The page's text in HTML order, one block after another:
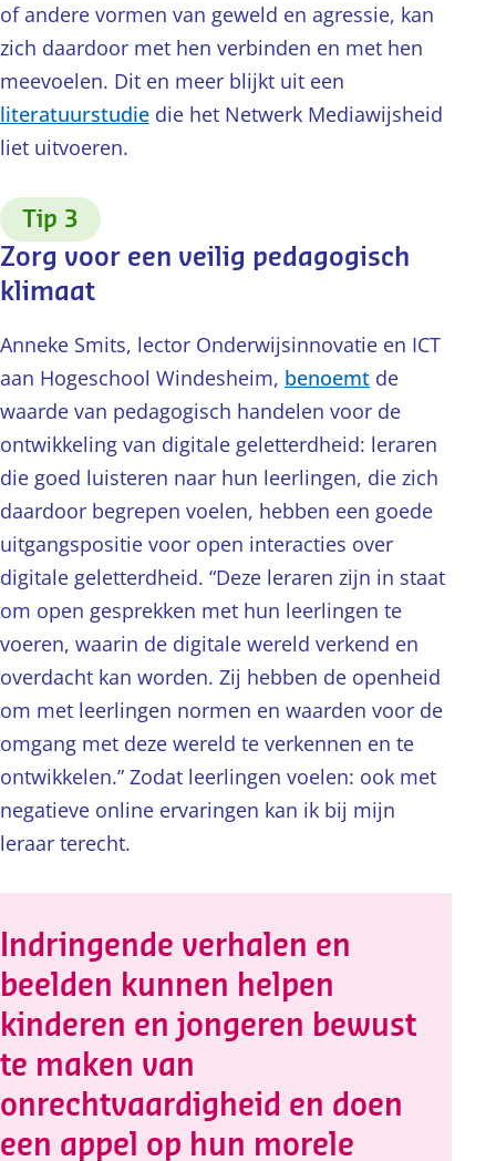
of andere vormen van geweld en agressie, kan
zich daardoor met hen verbinden en met hen
meevoelen. Dit en meer blijkt uit een
literatuurstudie die het Netwerk Mediawijsheid
liet uitvoeren.
Tip 3
Zorg voor een veilig pedagogisch
klimaat
Anneke Smits, lector Onderwijsinnovatie en ICT
aan Hogeschool Windesheim, benoemt de
waarde van pedagogisch handelen voor de
ontwikkeling van digitale geletterdheid: leraren
die goed luisteren naar hun leerlingen, die zich
daardoor begrepen voelen, hebben een goede
uitgangspositie voor open interacties over
digitale geletterdheid. “Deze leraren zijn in staat
om open gesprekken met hun leerlingen te
voeren, waarin de digitale wereld verkend en
overdacht kan worden. Zij hebben de openheid
om met leerlingen normen en waarden voor de
omgang met deze wereld te verkennen en te
ontwikkelen.” Zodat leerlingen voelen: ook met
negatieve online ervaringen kan ik bij mijn
leraar terecht.
Indringende verhalen en
beelden kunnen helpen
kinderen en jongeren bewust
te maken van
onrechtvaardigheid en doen
een appel op hun morele